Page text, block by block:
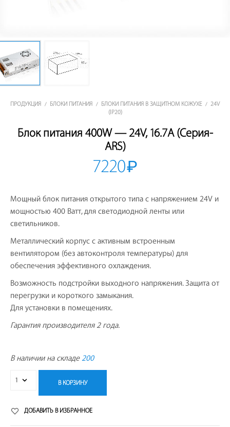
ПРОДУКЦИЯ / БЛОКИ ПИТАНИЯ / БЛОКИ ПИТАНИЯ В ЗАЩИТНОМ КОЖУХЕ /
24V
(IP20)
Блок питания 400W — 24V, 16.7A (Серия-
ARS)
7220₽
Мощный блок питания открытого типа с напряжением 24V и
мощностью 400 Ватт, для светодиодной ленты или
светильников.
Металлический корпус с активным встроенным
вентилятором (без автоконтроля температуры) для
обеспечения эффективного охлаждения.
Возможность подстройки выходного напряжения. Защита от
перегрузки и короткого замыкания.
Для установки в помещениях.
Гарантия производителя 2 года.
В наличии на складе200
В КОРЗИНУ
ДОБАВИТЬ В ИЗБРАННОЕ